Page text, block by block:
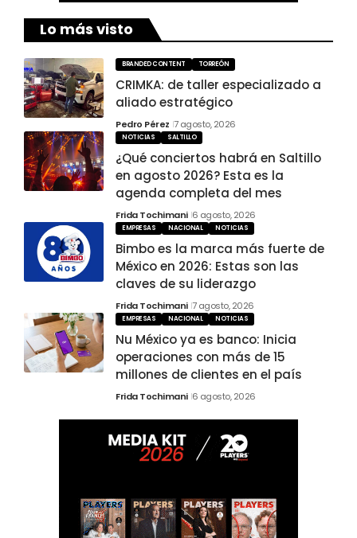
Lo más visto
BRANDED CONTENT TORREÓN
CRIMKA: de taller especializado a
aliado estratégico
Pedro Pérez 7 agosto, 2026
NOTICIAS SALTILLO
¿Qué conciertos habrá en Saltillo
en agosto 2026? Esta es la
agenda completa del mes
Frida Tochimani 6 agosto, 2026
EMPRESAS NACIONAL NOTICIAS
Bimbo es la marca más fuerte de
México en 2026: Estas son las
claves de su liderazgo
Frida Tochimani 7 agosto, 2026
EMPRESAS NACIONAL NOTICIAS
Nu México ya es banco: Inicia
operaciones con más de 15
millones de clientes en el país
Frida Tochimani 6 agosto, 2026